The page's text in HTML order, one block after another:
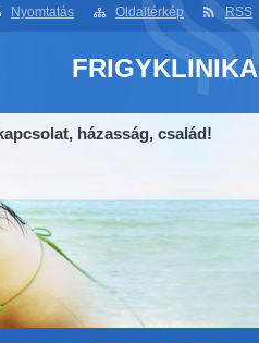
Nyomtatás Oldaltérkép RSS
FRIGYKLINIKA
házasság, család!